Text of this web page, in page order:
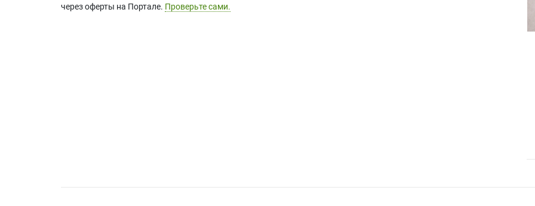
через оферты на Портале. Проверьте сами.